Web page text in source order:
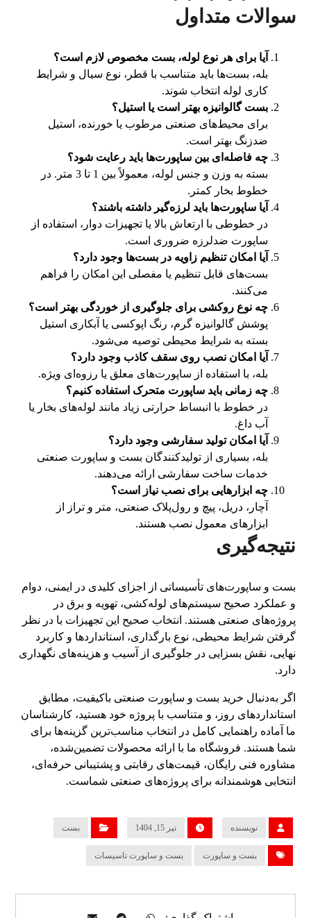
سوالات متداول
آیا برای هر نوع لوله، بست مخصوص لازم است؟
بله، بست‌ها باید متناسب با قطر، نوع سیال و شرایط
کاری لوله انتخاب شوند.
بست گالوانیزه بهتر است یا استیل؟
برای محیط‌های صنعتی مرطوب یا خورنده، استیل
ضدزنگ بهتر است.
چه فاصله‌ای بین ساپورت‌ها باید رعایت شود؟
بسته به وزن و جنس لوله، معمولاً بین 1 تا 3 متر. در
خطوط بخار کمتر.
آیا ساپورت‌ها باید لرزه‌گیر داشته باشند؟
در خطوطی با ارتعاش بالا یا تجهیزات دوار، استفاده از
ساپورت ضدلرزه ضروری است.
آیا امکان تنظیم زاویه در بست‌ها وجود دارد؟
بست‌های قابل تنظیم یا مفصلی این امکان را فراهم
می‌کنند.
چه نوع روکشی برای جلوگیری از خوردگی بهتر است؟
پوشش گالوانیزه گرم، رنگ اپوکسی یا آبکاری استیل
بسته به شرایط محیطی توصیه می‌شود.
آیا امکان نصب روی سقف کاذب وجود دارد؟
بله، با استفاده از ساپورت‌های معلق یا رزوه‌ای ویژه.
چه زمانی باید ساپورت متحرک استفاده کنیم؟
در خطوط با انبساط حرارتی زیاد مانند لوله‌های بخار یا
آب داغ.
آیا امکان تولید سفارشی وجود دارد؟
بله، بسیاری از تولیدکنندگان بست و ساپورت صنعتی
خدمات ساخت سفارشی ارائه می‌دهند.
چه ابزارهایی برای نصب نیاز است؟
آچار، دریل، پیچ و رول‌پلاک صنعتی، متر و تراز از
ابزارهای معمول نصب هستند.
نتیجه‌گیری
بست و ساپورت‌های تأسیساتی از اجزای کلیدی در ایمنی، دوام
و عملکرد صحیح سیستم‌های لوله‌کشی، تهویه و برق در
پروژه‌های صنعتی هستند. انتخاب صحیح این تجهیزات با در نظر
گرفتن شرایط محیطی، نوع بارگذاری، استانداردها و کاربرد
نهایی، نقش بسزایی در جلوگیری از آسیب و هزینه‌های نگهداری
دارد.
اگر به‌دنبال خرید بست و ساپورت صنعتی باکیفیت، مطابق
استانداردهای روز، و متناسب با پروژه خود هستید، کارشناسان
ما آماده راهنمایی کامل در انتخاب مناسب‌ترین گزینه‌ها برای
شما هستند. فروشگاه ما با ارائه محصولات تضمین‌شده،
مشاوره فنی رایگان، قیمت‌های رقابتی و پشتیبانی حرفه‌ای،
انتخابی هوشمندانه برای پروژه‌های صنعتی شماست.
نویسنده تیر 15, 1404 بست
بست و ساپورت بست و ساپورت تاسیسات